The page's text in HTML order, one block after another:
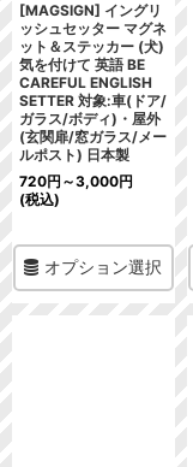
[MAGSIGN] イングリ
ッシュセッター マグネ
ット＆ステッカー (犬)
気を付けて 英語 BE
CAREFUL ENGLISH
SETTER 対象:車(ドア/
ガラス/ボディ)・屋外
(玄関扉/窓ガラス/メー
ルポスト) 日本製
720円 ～3,000円
(税込)
オプション選択